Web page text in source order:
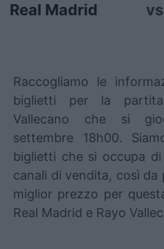
Real Madrid vs
Raccogliamo le
biglietti per la
Vallecano che si
settembre 18h00.
biglietti che si occupa
canali di vendita, così
miglior prezzo per
Real Madrid e Rayo